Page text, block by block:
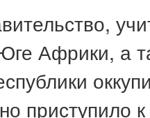
Африки, а
приступило